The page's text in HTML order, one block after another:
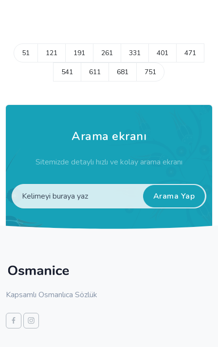
51 121 191 261 331 401 471
541 611 681 751
Arama ekranı
Sitemizde detaylı hızlı ve kolay arama ekranı
Arama Yap
Kapsamlı Osmanlıca Sözlük